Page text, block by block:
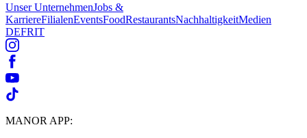
Unser UnternehmenJobs &
KarriereFilialenEventsFoodRestaurantsNachhaltigkeitMedien
DEFRIT
MANOR APP: